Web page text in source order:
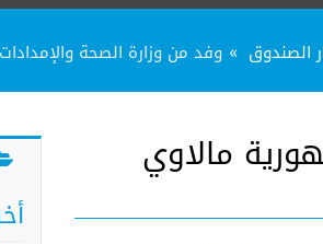
الصندوق وفد من وزارة الصحة
مالاوي